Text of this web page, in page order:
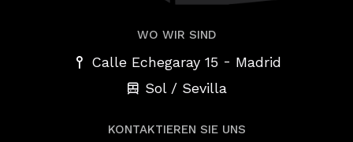
WO WIR SIND
Calle Echegaray 15 - Madrid
Sol / Sevilla
KONTAKTIEREN SIE UNS